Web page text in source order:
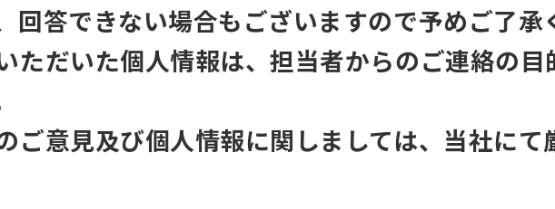
回答できない場合もございますので予めご了承
ただいた個人情報は、担当者からのご連絡の目
ご意見及び個人情報に関しましては、当社にて